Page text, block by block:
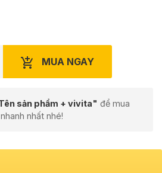
MUA NGAY
sản phẩm + vivita" để mua
nhất nhé!